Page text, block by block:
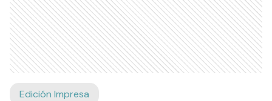
Edición Impresa